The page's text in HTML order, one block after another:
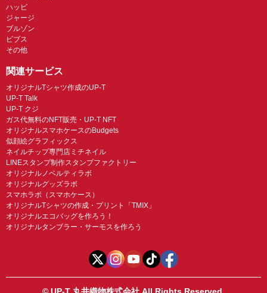
ハッピ
ジャージ
ブルゾン
ビブス
その他
関連サービス
オリジナルTシャツ作成のUP-T
UP-T Talk
UP-T クジ
ガス代無料のNFT販売・UP-T NFT
オリジナルスマホケースのBudgets
似顔絵グラフィックス
ネイルチップ専門店ミチネイル
LINEスタンプ制作スタンプファクトリー
オリジナルノベルティラボ
オリジナルグッズラボ
スマホラボ（スマホケース）
オリジナルTシャツの作成・プリント「TMIX」
オリジナルエコバッグを作ろう！
オリジナルタンブラー・サーモスを作ろう
© UP-T 丸井織物株式会社 All Rights Reserved.